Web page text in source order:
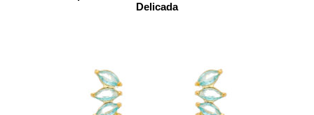
Delicada